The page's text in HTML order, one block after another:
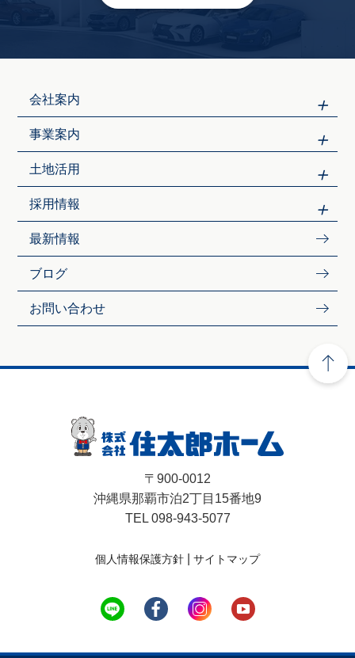
会社案内
事業案内
土地活用
採用情報
最新情報
ブログ
お問い合わせ
〒900-0012
沖縄県那覇市泊2丁目15番地9
TEL 098-943-5077
個人情報保護方針 サイトマップ